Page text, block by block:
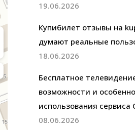
19.06.2026
Купибилет отзывы на
думают реальные
18.06.2026
Бесплатное
возможности и
использования сервиса
08.06.2026